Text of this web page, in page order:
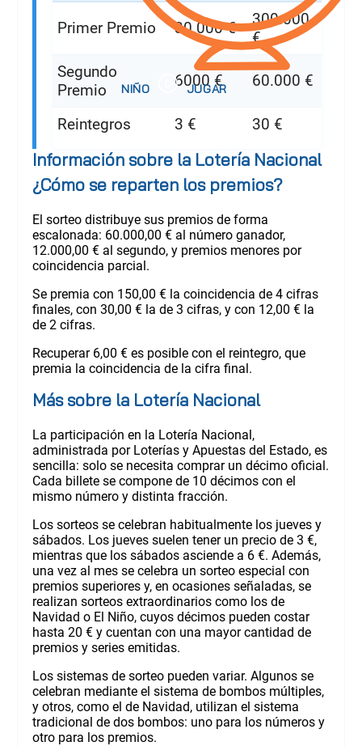
Primer Premio 30.000 €
300.000
€
Segundo
Premio
6000 € 60.000 €
Reintegros 3 € 30 €
Información sobre la Lotería Nacional
¿Cómo se reparten los premios?
El sorteo distribuye sus premios de forma
escalonada: 60.000,00 € al número ganador,
12.000,00 € al segundo, y premios menores por
coincidencia parcial.
Se premia con 150,00 € la coincidencia de 4 cifras
finales, con 30,00 € la de 3 cifras, y con 12,00 € la
de 2 cifras.
Recuperar 6,00 € es posible con el reintegro, que
premia la coincidencia de la cifra final.
Más sobre la Lotería Nacional
La participación en la Lotería Nacional,
administrada por Loterías y Apuestas del Estado, es
sencilla: solo se necesita comprar un décimo oficial.
Cada billete se compone de 10 décimos con el
mismo número y distinta fracción.
Los sorteos se celebran habitualmente los jueves y
sábados. Los jueves suelen tener un precio de 3 €,
mientras que los sábados asciende a 6 €. Además,
una vez al mes se celebra un sorteo especial con
premios superiores y, en ocasiones señaladas, se
realizan sorteos extraordinarios como los de
Navidad o El Niño, cuyos décimos pueden costar
hasta 20 € y cuentan con una mayor cantidad de
premios y series emitidas.
Los sistemas de sorteo pueden variar. Algunos se
celebran mediante el sistema de bombos múltiples,
y otros, como el de Navidad, utilizan el sistema
tradicional de dos bombos: uno para los números y
otro para los premios.